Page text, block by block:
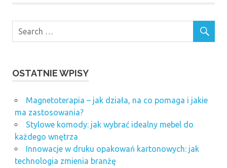
OSTATNIE WPISY
Magnetoterapia – jak działa, na co pomaga i jakie
ma zastosowania?
Stylowe komody: jak wybrać idealny mebel do
każdego wnętrza
Innowacje w druku opakowań kartonowych: jak
technologia zmienia branżę